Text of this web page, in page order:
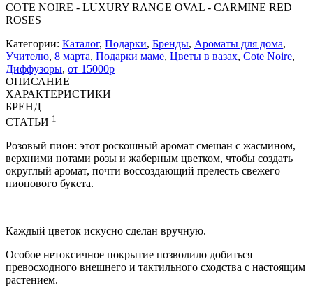
COTE NOIRE - LUXURY RANGE OVAL - CARMINE RED
ROSES
Категории: Каталог, Подарки, Бренды, Ароматы для дома,
Учителю, 8 марта, Подарки маме, Цветы в вазах, Cote Noire,
Диффузоры, от 15000р
ОПИСАНИЕ
ХАРАКТЕРИСТИКИ
БРЕНД
СТАТЬИ 1
Розовый пион: этот роскошный аромат смешан с жасмином,
верхними нотами розы и жаберным цветком, чтобы создать
округлый аромат, почти воссоздающий прелесть свежего
пионового букета.
Каждый цветок искусно сделан вручную.
Особое нетоксичное покрытие позволило добиться
превосходного внешнего и тактильного сходства с настоящим
растением.